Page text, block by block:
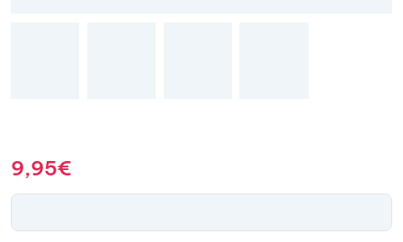
9,95€